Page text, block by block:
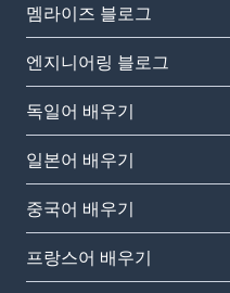
멤라이즈 블로그
엔지니어링 블로그
독일어 배우기
일본어 배우기
중국어 배우기
프랑스어 배우기